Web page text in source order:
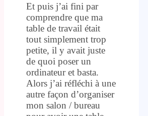
Et puis j’ai fini par
comprendre que ma
table de travail était
tout simplement trop
petite, il y avait juste
de quoi poser un
ordinateur et basta.
Alors j’ai réfléchi à une
autre façon d’organiser
mon salon / bureau